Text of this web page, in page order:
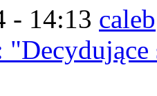
- 14:13 caleb